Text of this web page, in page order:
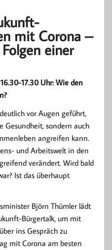
mit Corona –
einer
17.30 Uhr: Wie den
vor Augen geführt,
Gesundheit, sondern auch
angreifen kann.
und Arbeitswelt in den
verändert. Wird bald
Ist das überhaupt
Björn Thümler lädt
Bürgertalk, um mit
ins Gespräch zu
mit Corona am besten